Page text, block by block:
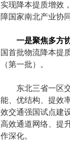
实现降本提质增效
障国家南北产业协
一是聚焦多方
国首批物流降本提
（第一批）。
东北三省一区交
能、优结构、提效
效交通强国试点建
高效通道网络、提
作深化。